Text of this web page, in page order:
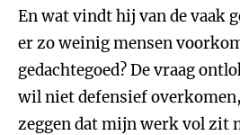
En wat vindt hij van de vaak
er zo weinig mensen
gedachtegoed? De vraag
wil niet defensief
zeggen dat mijn werk vol zit